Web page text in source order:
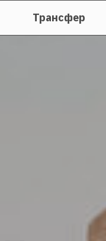
Трансфер